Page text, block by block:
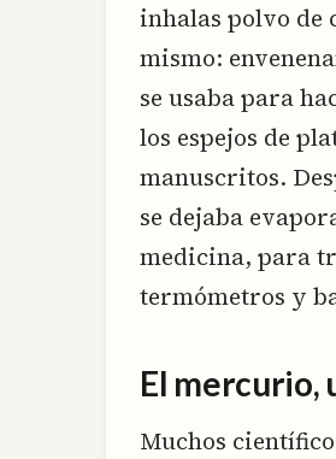
inhalas polvo de
mismo:
se usaba para
los espejos de
manuscritos.
se dejaba
medicina, para
termómetros y
El mercurio,
Muchos